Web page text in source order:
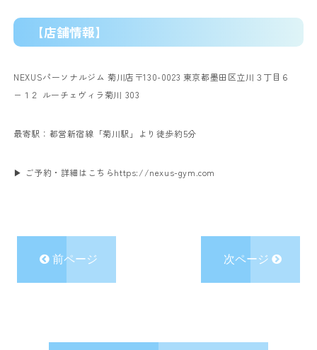
【店舗情報】
NEXUSパーソナルジム 菊川店 〒130-0023 東京都墨田区立川３丁目６
−１２ ルーチェヴィラ菊川 303
最寄駅：都営新宿線「菊川駅」より徒歩約5分
▶ ご予約・詳細はこちらhttps://nexus-gym.com
前ページ 次ページ